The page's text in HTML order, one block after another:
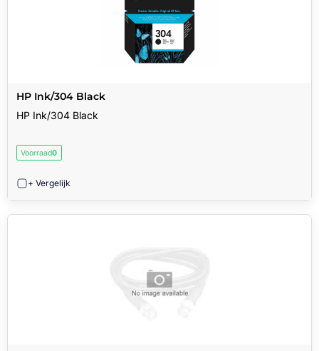
HP Ink/304 Black
HP Ink/304 Black
Voorraad0
+ Vergelijk